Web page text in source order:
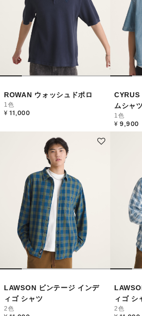
ROWAN ウォッシュドポロ
1色
¥ 11,000
CYRUS
ムシャツ
1色
¥ 9,900
LAWSON ビンテージ インデ
ィゴ シャツ
2色
ィゴ シ
2色